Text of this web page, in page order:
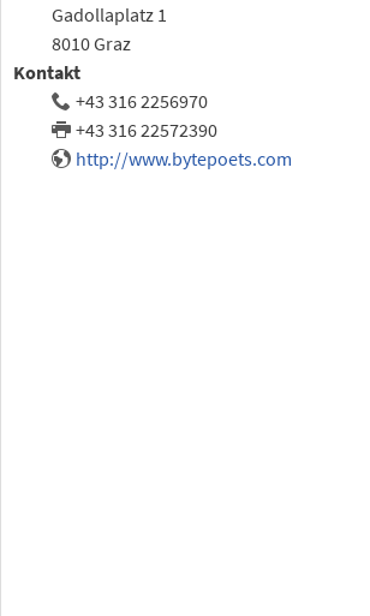
Gadollaplatz 1
8010 Graz
Kontakt
+43 316 2256970
+43 316 22572390
http://www.bytepoets.com